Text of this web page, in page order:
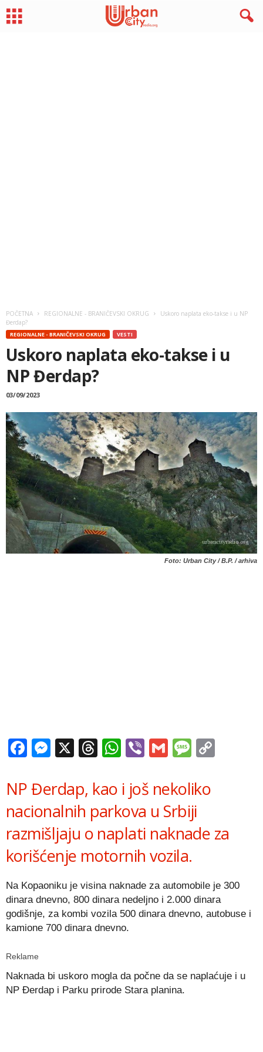
POČETNA REGIONALNE - BRANIČEVSKI OKRUG
Uskoro naplata eko-takse i u NP
Đerdap?
REGIONALNE - BRANIČEVSKI OKRUG VESTI
Uskoro naplata eko-takse i u
NP Đerdap?
03/09/2023
Foto: Urban City / B.P. / arhiva
Facebook
Messenger
X Threads
WhatsApp
ViberGmail
NP Đerdap, kao i još nekoliko
nacionalnih parkova u Srbiji
razmišljaju o naplati naknade za
korišćenje motornih vozila.
Na Kopaoniku je visina naknade za automobile je 300
dinara dnevno, 800 dinara nedeljno i 2.000 dinara
godišnje, za kombi vozila 500 dinara dnevno, autobuse i
kamione 700 dinara dnevno.
Reklame
Naknada bi uskoro mogla da počne da se naplaćuje i u
NP Đerdap i Parku prirode Stara planina.